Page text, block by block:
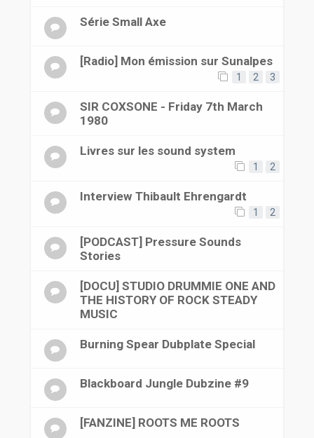
Série Small Axe
[Radio] Mon émission sur Sunalpes
1 2 3
SIR COXSONE - Friday 7th March
1980
Livres sur les sound system
1 2
Interview Thibault Ehrengardt
1 2
[PODCAST] Pressure Sounds
Stories
[DOCU] STUDIO DRUMMIE ONE AND
THE HISTORY OF ROCK STEADY
MUSIC
Burning Spear Dubplate Special
Blackboard Jungle Dubzine #9
[FANZINE] ROOTS ME ROOTS